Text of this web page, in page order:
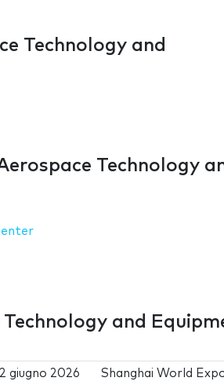
Technology and
Technology
and
giugno 2026
Shanghai World